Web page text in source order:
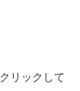
ックして